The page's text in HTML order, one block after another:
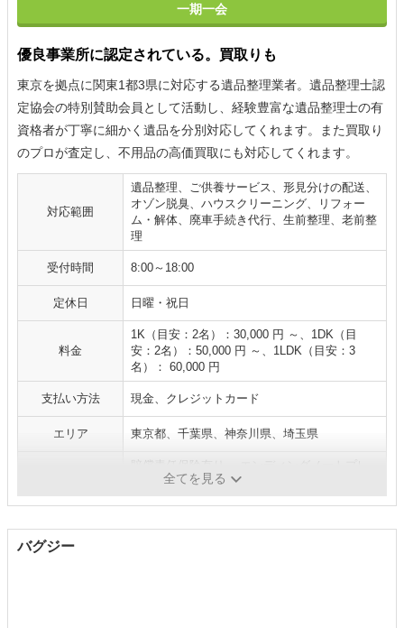
一期一会
優良事業所に認定されている。買取りも
東京を拠点に関東1都3県に対応する遺品整理業者。遺品整理士認
定協会の特別賛助会員として活動し、経験豊富な遺品整理士の有
資格者が丁寧に細かく遺品を分別対応してくれます。また買取り
のプロが査定し、不用品の高価買取にも対応してくれます。
対応範囲
遺品整理、ご供養サービス、形見分けの配送、
オゾン脱臭、ハウスクリーニング、リフォー
ム・解体、廃車手続き代行、生前整理、老前整
理
受付時間 8:00～18:00
定休日 日曜・祝日
料金
1K（目安：2名）：30,000 円 ～、1DK（目
安：2名）：50,000 円 ～、1LDK（目安：3
名）： 60,000 円
支払い方法 現金、クレジットカード
エリア 東京都、千葉県、神奈川県、埼玉県
ゼント全てを見る
バグジー